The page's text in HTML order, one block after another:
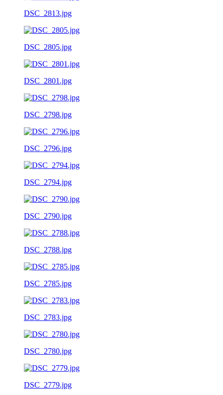
DSC_2813.jpg
DSC_2805.jpg
DSC_2801.jpg
DSC_2798.jpg
DSC_2796.jpg
DSC_2794.jpg
DSC_2790.jpg
DSC_2788.jpg
DSC_2785.jpg
DSC_2783.jpg
DSC_2780.jpg
DSC_2779.jpg